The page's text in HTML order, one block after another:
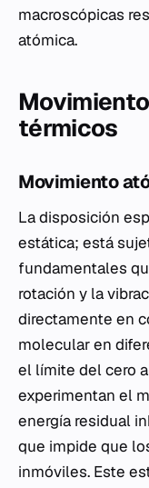
macroscópicas
atómica.
térmicos
Movimiento
La disposición
estática; está
fundamentales
rotación y la
directamente en
molecular en
el límite del cero
experimentan el
energía residual
que impide que
inmóviles. Este